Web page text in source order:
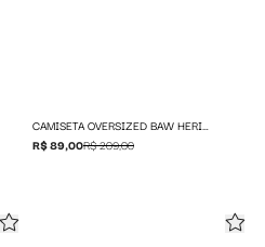
CAMISETA OVERSIZED BAW HERITAGE
R$ 89,00R$ 209,00